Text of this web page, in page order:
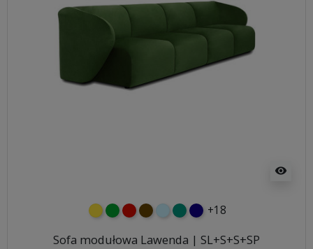
visibility
żółtyzielonyczerwony
czekoladowy
błękitnyturkusowy
granatowy
+18
Sofa modułowa Lawenda | SL+S+S+SP